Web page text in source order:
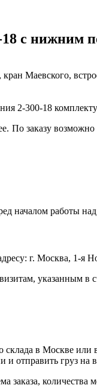
с нижним
Маевского,
2-300-18
По заказу
началом работы над
г. Москва, 1-я
указанным в
склада в Москве
и отправить груз на
заказа,